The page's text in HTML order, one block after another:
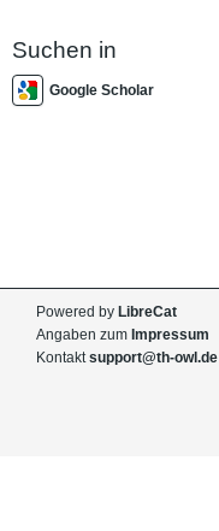
Suchen in
Google Scholar
Powered by LibreCat
Angaben zum Impressum
Kontaktsupport@th-owl.de